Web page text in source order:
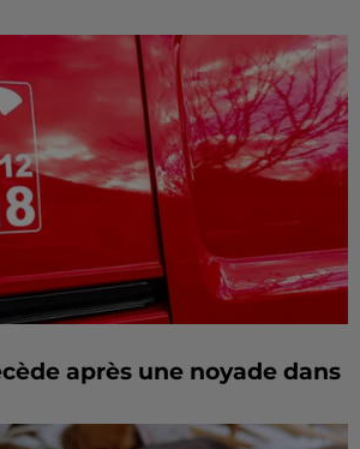
après une noyade dans